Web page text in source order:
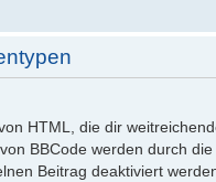
HTML, die dir
BBCode werden durch
Beitrag deaktiviert